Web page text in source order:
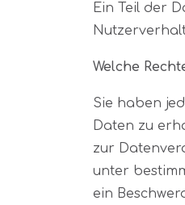
Ein Teil der
Welche
Sie haben
Daten zu
zur
unter
ein